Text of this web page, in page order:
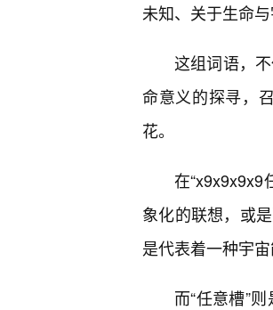
未知、关于生命
这组词语，
命意义的探寻，
花。
在“x9x9x9x9
象化的联想，或
是代表着一种宇
而“任意槽”